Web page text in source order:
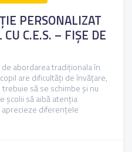
PERSONALIZAT
C.E.S. – FIŞE DE
abordarea tradiţionala în
are dificultăţi de învăţare,
să se schimbe şi nu
şcolii să aibă atenţia
aprecieze diferenţele